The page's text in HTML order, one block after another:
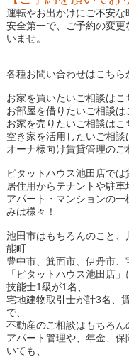
運転やお出かけにご不安な
安全第一で、ご予約の変
いませ。
各種お問い合わせはこちら
お家を買いたいご相談は
お部屋を借りたいご相談
お家を売りたいご相談は
空き家を活用したいご相
オーナ様向け賃貸管理の
ピタットハウス池田店で
居住用からテナントや駐
アパート・マンションの
みは様々！
池田市はもちろんのこと
能町
豊中市、箕面市、伊丹市、
「ピタットハウス池田店
技能士1級が1名、
宅地建物取引士が計3名、
で、
不動産のご相談はもちろん
アパート管理や、年金、
いても、